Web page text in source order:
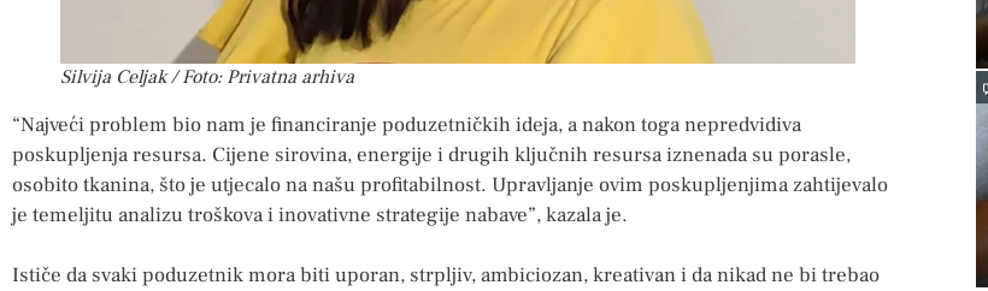
Silvija Celjak / Foto: Privatna arhiva
“Najveći problem bio nam je financiranje poduzetničkih ideja, a nakon toga nepredvidiva
poskupljenja resursa. Cijene sirovina, energije i drugih ključnih resursa iznenada su porasle,
osobito tkanina, što je utjecalo na našu profitabilnost. Upravljanje ovim poskupljenjima zahtijevalo
je temeljitu analizu troškova i inovativne strategije nabave”, kazala je.
Ističe da svaki poduzetnik mora biti uporan, strpljiv, ambiciozan, kreativan i da nikad ne bi trebao